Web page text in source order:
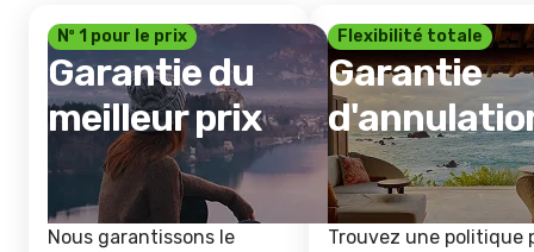
Nº 1 pour le prix
Garantie du
meilleur prix
Nous garantissons le
Flexibilité totale
Garantie
Trouvez une politique